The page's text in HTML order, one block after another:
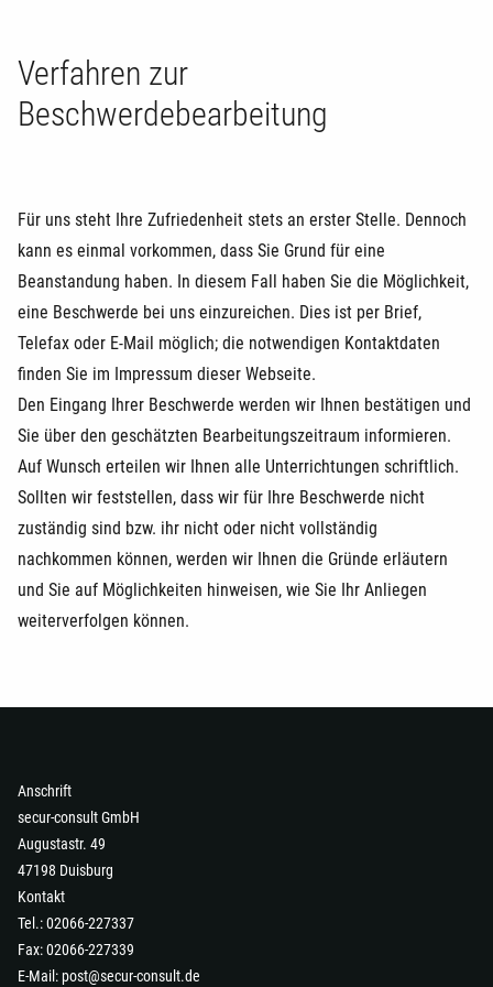
Verfahren zur
Beschwerdebearbeitung
Für uns steht Ihre Zufriedenheit stets an erster Stelle. Dennoch
kann es einmal vorkommen, dass Sie Grund für eine
Beanstandung haben. In diesem Fall haben Sie die Möglichkeit,
eine Beschwerde bei uns einzureichen. Dies ist per Brief,
Telefax oder E-Mail möglich; die notwendigen Kontaktdaten
finden Sie im Impressum dieser Webseite.
Den Eingang Ihrer Beschwerde werden wir Ihnen bestätigen und
Sie über den geschätzten Bearbeitungszeitraum informieren.
Auf Wunsch erteilen wir Ihnen alle Unterrichtungen schriftlich.
Sollten wir feststellen, dass wir für Ihre Beschwerde nicht
zuständig sind bzw. ihr nicht oder nicht vollständig
nachkommen können, werden wir Ihnen die Gründe erläutern
und Sie auf Möglichkeiten hinweisen, wie Sie Ihr Anliegen
weiterverfolgen können.
Anschrift
secur-consult GmbH
Augustastr. 49
47198 Duisburg
Kontakt
Tel.: 02066-227337
Fax: 02066-227339
E-Mail: post@secur-consult.de